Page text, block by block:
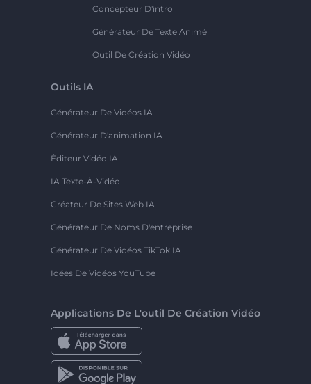
Concepteur D'intro
Générateur De Texte Animé
Outil De Création Vidéo
Outils IA
Générateur De Vidéos IA
Générateur D'animation IA
Éditeur Vidéo IA
IA Texte-À-Vidéo
Créateur De Sites Web IA
Générateur De Noms D'entreprise
Générateur De Vidéos TikTok IA
Idées De Vidéos YouTube
Applications De L'outil De Création Vidéo